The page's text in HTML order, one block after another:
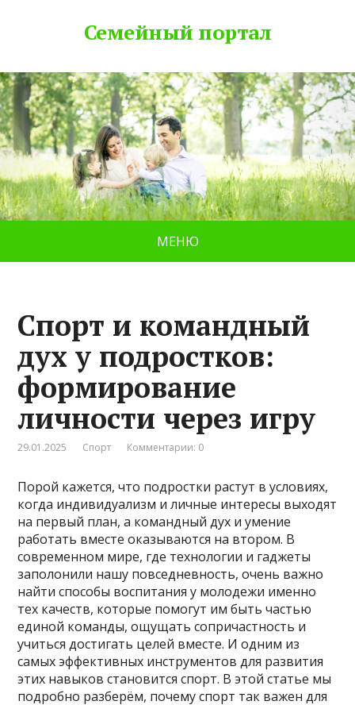
Семейный портал
МЕНЮ
Спорт и командный
дух у подростков:
формирование
личности через игру
29.01.2025 Спорт Комментарии: 0
Порой кажется, что подростки растут в условиях,
когда индивидуализм и личные интересы выходят
на первый план, а командный дух и умение
работать вместе оказываются на втором. В
современном мире, где технологии и гаджеты
заполонили нашу повседневность, очень важно
найти способы воспитания у молодежи именно
тех качеств, которые помогут им быть частью
единой команды, ощущать сопричастность и
учиться достигать целей вместе. И одним из
самых эффективных инструментов для развития
этих навыков становится спорт. В этой статье мы
подробно разберём, почему спорт так важен для